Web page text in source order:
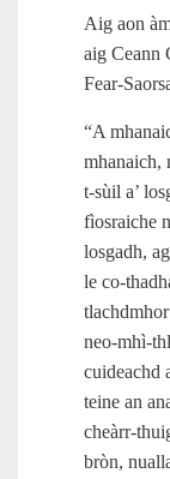
Aig aon
aig Ceann
Fear-
“A
mhanaich,
t‑sùil a’
fìosraiche
losgadh,
le co-
cuideachd
teine an
bròn,